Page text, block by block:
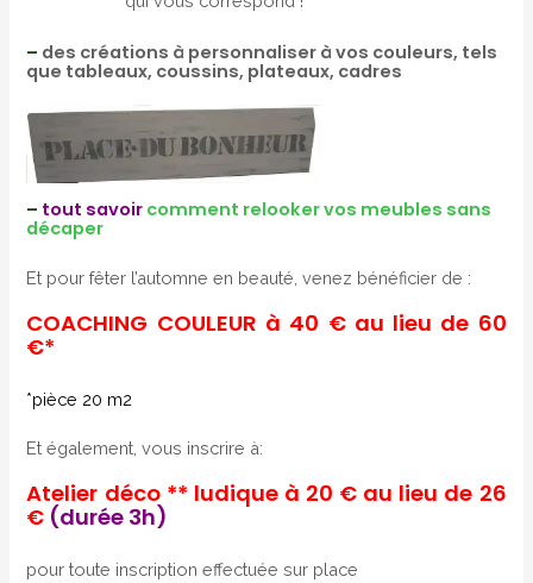
– des créations à personnaliser à vos couleurs, tels
que tableaux, coussins, plateaux, cadres
– tout savoir comment relooker vos meubles sans
décaper
Et pour fêter l’automne en beauté, venez bénéficier de :
COACHING COULEUR à 40 € au lieu de 60
€*
*pièce 20 m2
Et également, vous inscrire à:
Atelier déco ** ludique à 20 € au lieu de 26
€ (durée 3h)
pour toute inscription effectuée sur place